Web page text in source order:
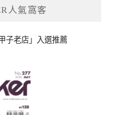
人氣窩客